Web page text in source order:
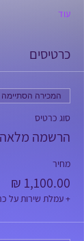
עוד
כרטיסים
המכירה הסתיימה
סוג כרטיס
הרשמה
מחיר
+ עמלת שירות על